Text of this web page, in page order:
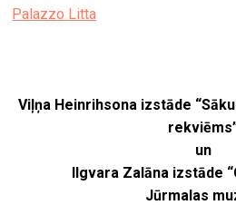
Palazzo Litta
Viļņa Heinrihsona izstāde
un
Ilgvara Zalāna izstāde
Jūrmalas